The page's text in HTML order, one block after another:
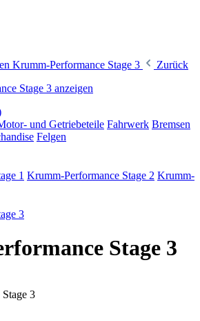
Krumm-Performance Stage 3
Zurück
Stage 3 anzeigen
und Getriebeteile Fahrwerk Bremsen
Felgen
1 Krumm-Performance Stage 2 Krumm-
3
Stage 3